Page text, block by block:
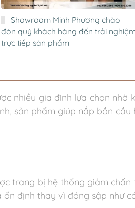
Showroom Minh Phương chào
đón quý khách hàng đến trải nghiệm
trực tiếp sản phẩm
nhiều gia đình lựa chọn
sản phẩm giúp nắp bồn
trang bị hệ thống giảm
định thay vì đóng sập như